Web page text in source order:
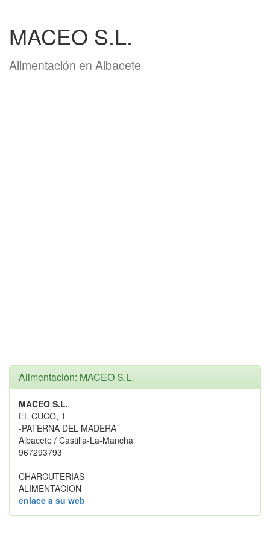
MACEO S.L.
Alimentación en Albacete
Alimentación: MACEO S.L.
MACEO S.L.
EL CUCO, 1
-PATERNA DEL MADERA
Albacete / Castilla-La-Mancha
967293793
CHARCUTERIAS
ALIMENTACION
enlace a su web